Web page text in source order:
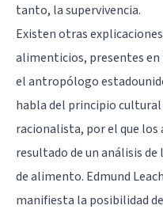
tanto, la supervivencia.
Existen otras
alimenticios, presentes
el antropólogo
habla del principio
racionalista, por el que
resultado de un análisis
de alimento. Edmund
manifiesta la posibilidad